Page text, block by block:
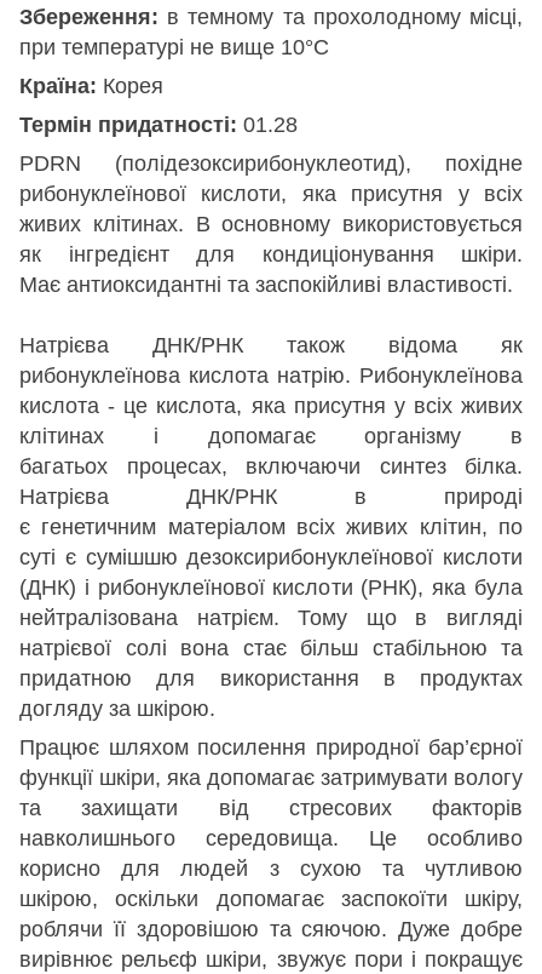
Збереження: в темному та прохолодному місці,
при температурі не вище 10°С
Країна: Корея
Термін придатності: 01.28
PDRN (полідезоксирибонуклеотид), похідне
рибонуклеїнової кислоти, яка присутня у всіх
живих клітинах. В основному використовується
як інгредієнт для кондиціонування шкіри.
Має антиоксидантні та заспокійливі властивості.
Натрієва ДНК/РНК також відома як
рибонуклеїнова кислота натрію. Рибонуклеїнова
кислота - це кислота, яка присутня у всіх живих
клітинах і допомагає організму в
багатьох процесах, включаючи синтез білка.
Натрієва ДНК/РНК в природі
є генетичним матеріалом всіх живих клітин, по
суті є сумішшю дезоксирибонуклеїнової кислоти
(ДНК) і рибонуклеїнової кислоти (РНК), яка була
нейтралізована натрієм. Тому що в вигляді
натрієвої солі вона стає більш стабільною та
придатною для використання в продуктах
догляду за шкірою.
Працює шляхом посилення природної бар’єрної
функції шкіри, яка допомагає затримувати вологу
та захищати від стресових факторів
навколишнього середовища. Це особливо
корисно для людей з сухою та чутливою
шкірою, оскільки допомагає заспокоїти шкіру,
роблячи її здоровішою та сяючою. Дуже добре
вирівнює рельєф шкіри, звужує пори і покращує